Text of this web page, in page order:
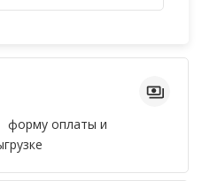
форму оплаты и